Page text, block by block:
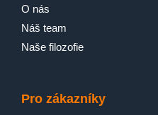
O nás
Náš team
Naše filozofie
Pro zákazníky